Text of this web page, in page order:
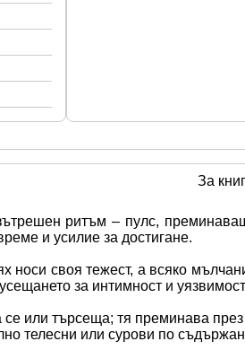
За
ритъм – пулс,
и усилие за достигане.
носи своя тежест, а всяко
за интимност и
или търсеща; тя преминава
телесни или сурови по